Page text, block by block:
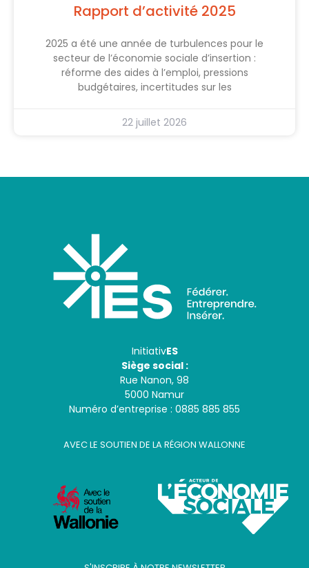
Rapport d’activité 2025
2025 a été une année de turbulences pour le
secteur de l’économie sociale d’insertion :
réforme des aides à l’emploi, pressions
budgétaires, incertitudes sur les
22 juillet 2026
InitiativES
Siège social :
Rue Nanon, 98
5000 Namur
Numéro d’entreprise : 0885 885 855
AVEC LE SOUTIEN DE LA RÉGION WALLONNE